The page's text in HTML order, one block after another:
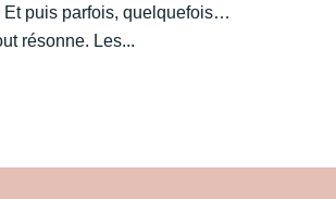
Et puis parfois, quelquefois…
résonne. Les...